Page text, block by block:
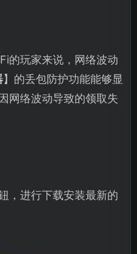
的玩家来说，网络波动
】的丢包防护功能能够显
网络波动导致的领取失
，进行下载安装最新的